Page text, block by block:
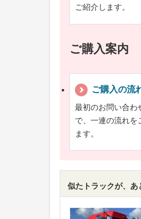
ご紹介します。
ご購入案内
ご購入の流
最初のお問い合わ
で、一連の流れを
ます。
似たトラックが、あ